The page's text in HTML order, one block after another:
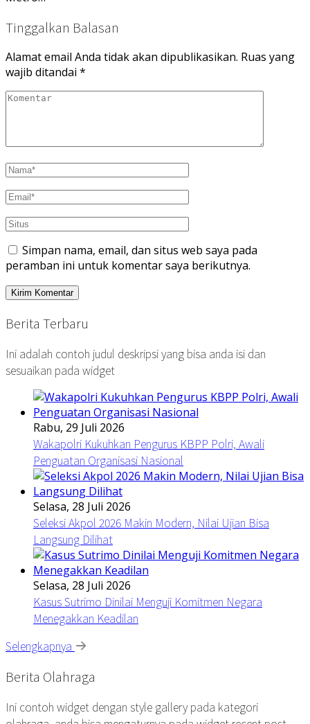
Tinggalkan Balasan
Alamat email Anda tidak akan dipublikasikan. Ruas yang
wajib ditandai *
Simpan nama, email, dan situs web saya pada
peramban ini untuk komentar saya berikutnya.
Berita Terbaru
Ini adalah contoh judul deskripsi yang bisa anda isi dan
sesuaikan pada widget
Rabu, 29 Juli 2026
Wakapolri Kukuhkan Pengurus KBPP Polri, Awali
Penguatan Organisasi Nasional
Selasa, 28 Juli 2026
Seleksi Akpol 2026 Makin Modern, Nilai Ujian Bisa
Langsung Dilihat
Selasa, 28 Juli 2026
Kasus Sutrimo Dinilai Menguji Komitmen Negara
Menegakkan Keadilan
Selengkapnya
Berita Olahraga
Ini contoh widget dengan style gallery pada kategori